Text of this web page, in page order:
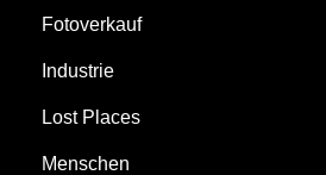
Fotoverkauf
Industrie
Lost Places
Menschen